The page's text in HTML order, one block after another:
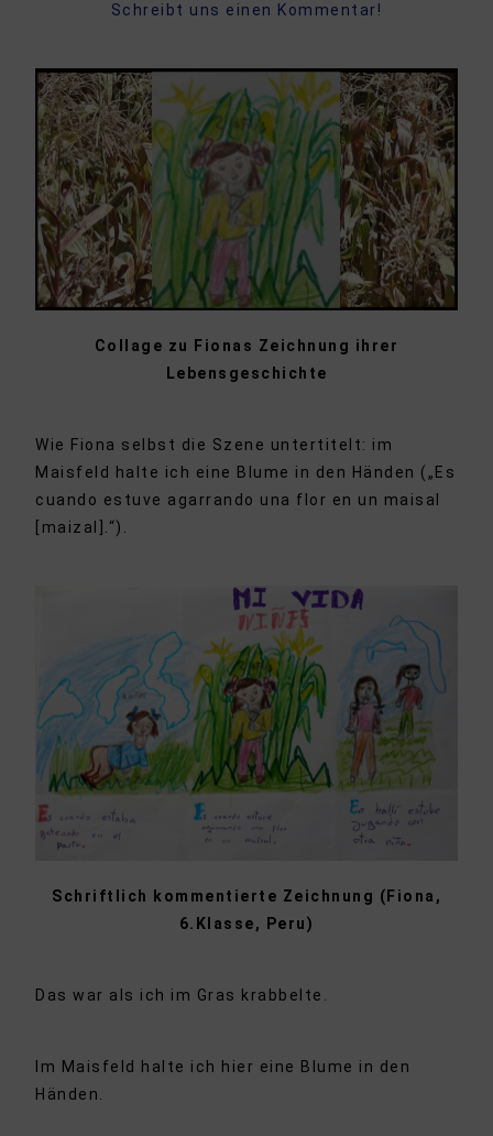
Schreibt uns einen Kommentar!
Collage zu Fionas Zeichnung ihrer
Lebensgeschichte
Wie Fiona selbst die Szene untertitelt: im
Maisfeld halte ich eine Blume in den Händen („Es
cuando estuve agarrando una flor en un maisal
[maizal].“).
Schriftlich kommentierte Zeichnung (Fiona,
6.Klasse, Peru)
Das war als ich im Gras krabbelte.
Im Maisfeld halte ich hier eine Blume in den
Händen.